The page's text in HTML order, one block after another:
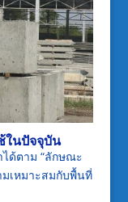
ในปัจจุบัน
ได้ตาม “ลักษณะ
มเหมาะสมกับพื้นที่